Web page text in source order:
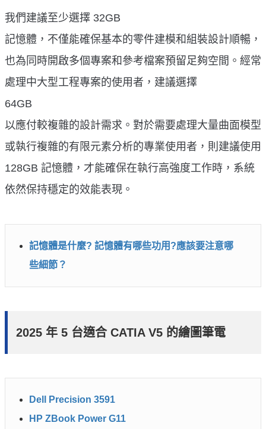
我們建議至少選擇 32GB
記憶體，不僅能確保基本的零件建模和組裝設計順暢，
也為同時開啟多個專案和參考檔案預留足夠空間。經常
處理中大型工程專案的使用者，建議選擇
64GB
以應付較複雜的設計需求。對於需要處理大量曲面模型
或執行複雜的有限元素分析的專業使用者，則建議使用
128GB 記憶體，才能確保在執行高強度工作時，系統
依然保持穩定的效能表現。
記憶體是什麼? 記憶體有哪些功用?應該要注意哪
些細節？
2025 年 5 台適合 CATIA V5 的繪圖筆電
Dell Precision 3591
HP ZBook Power G11